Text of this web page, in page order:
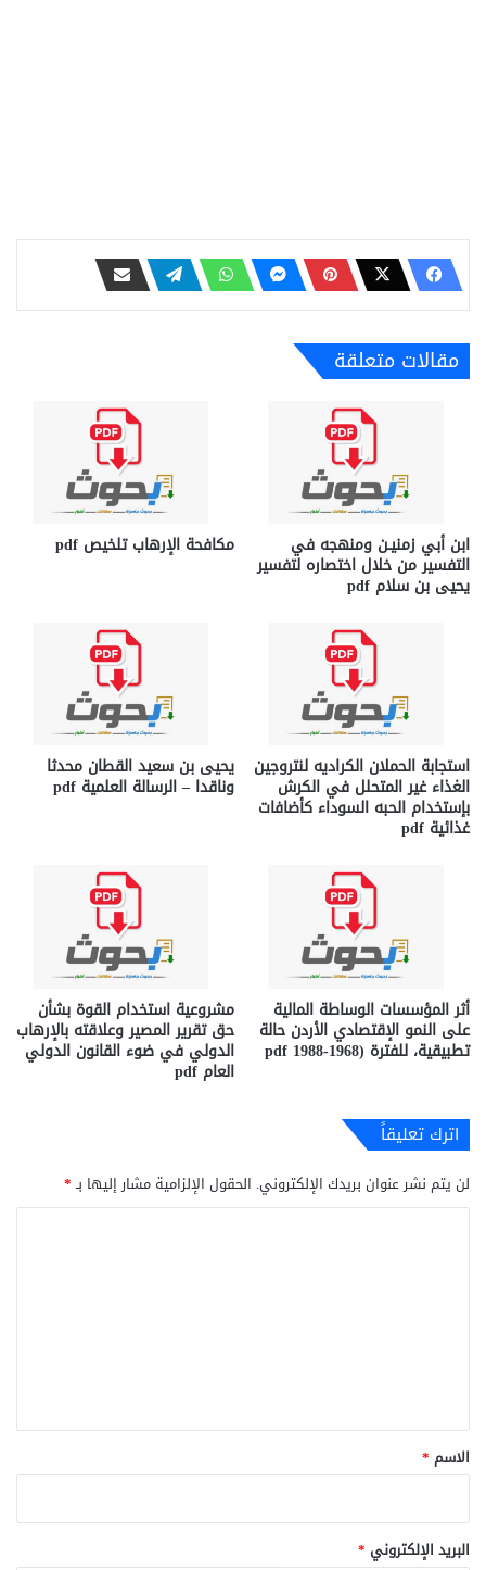
مقالات متعلقة
ابن أبي زمنيـن ومنهجه في
التفسير من خلال اختصاره لتفسير
يحيى بن سلام pdf
مكافحة الإرهاب تلخيص pdf
استجابة الحملان الكراديه لنتروجين
الغذاء غير المتحلل في الكرش
بإستخدام الحبه السوداء كأضافات
غذائية pdf
يحيى بن سعيد القطان محدثا
وناقدا – الرسالة العلمية pdf
أثر المؤسسات الوساطة المالية
على النمو الإقتصادي الأردن حالة
تطبيقية، للفترة (1968-1988 pdf
مشروعية استخدام القوة بشأن
حق تقرير المصير وعلاقته بالإرهاب
الدولي في ضوء القانون الدولي
العام pdf
اترك تعليقاً
لن يتم نشر عنوان بريدك الإلكتروني. الحقول الإلزامية مشار إليها بـ*
*
الاسم *
البريد الإلكتروني *